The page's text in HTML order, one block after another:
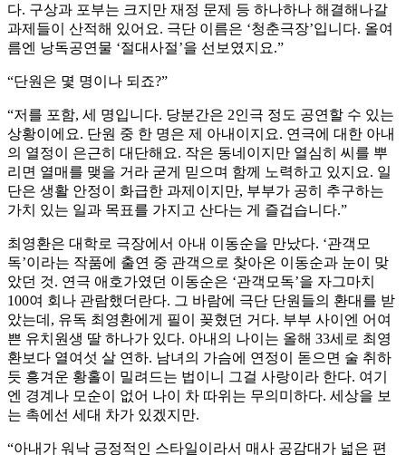
다. 구상과 포부는 크지만 재정 문제 등 하나하나 해결해나갈
과제들이 산적해 있어요. 극단 이름은 ‘청춘극장’입니다. 올여
름엔 낭독공연물 ‘절대사절’을 선보였지요.”
“단원은 몇 명이나 되죠?”
“저를 포함, 세 명입니다. 당분간은 2인극 정도 공연할 수 있는
상황이에요. 단원 중 한 명은 제 아내이지요. 연극에 대한 아내
의 열정이 은근히 대단해요. 작은 동네이지만 열심히 씨를 뿌
리면 열매를 맺을 거라 굳게 믿으며 함께 노력하고 있지요. 일
단은 생활 안정이 화급한 과제이지만, 부부가 공히 추구하는
가치 있는 일과 목표를 가지고 산다는 게 즐겁습니다.”
최영환은 대학로 극장에서 아내 이동순을 만났다. ‘관객모
독’이라는 작품에 출연 중 관객으로 찾아온 이동순과 눈이 맞
았던 것. 연극 애호가였던 이동순은 ‘관객모독’을 자그마치
100여 회나 관람했더란다. 그 바람에 극단 단원들의 환대를 받
았는데, 유독 최영환에게 필이 꽂혔던 거다. 부부 사이엔 어여
쁜 유치원생 딸 하나가 있다. 아내의 나이는 올해 33세로 최영
환보다 열여섯 살 연하. 남녀의 가슴에 연정이 돋으면 술 취하
듯 흥겨운 황홀이 밀려드는 법이니 그걸 사랑이라 한다. 여기
엔 경계나 모순이 없어 나이 차 따위는 무의미하다. 세상을 보
는 촉에선 세대 차가 있겠지만.
“아내가 워낙 긍정적인 스타일이라서 매사 공감대가 넓은 편